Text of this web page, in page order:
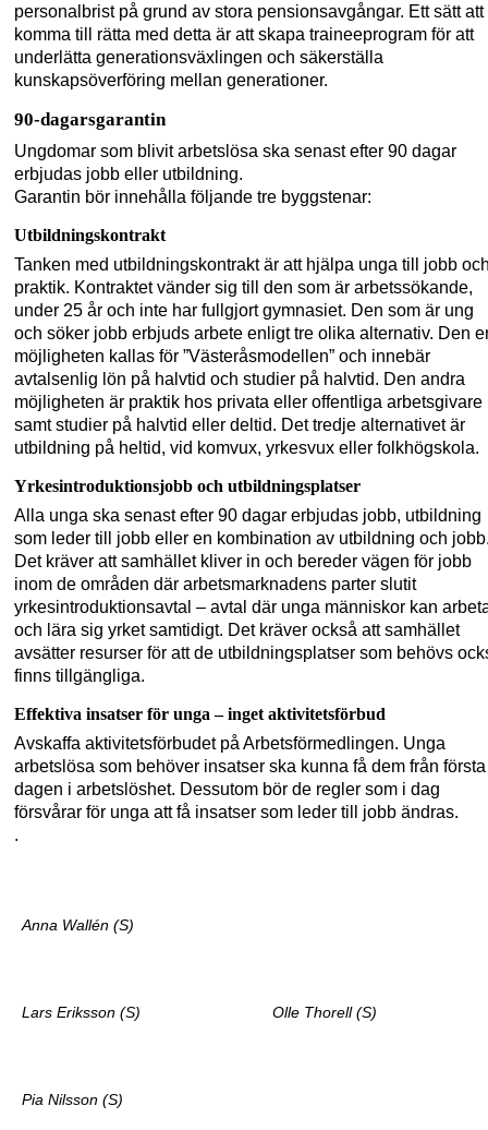
personalbrist på grund av stora pensionsavgångar. Ett sätt att
komma till rätta med detta är att skapa traineeprogram för att
underlätta generationsväxlingen och säkerställa
kunskapsöverföring mellan generationer.
90-dagarsgarantin
Ungdomar som blivit arbetslösa ska senast efter 90 dagar
erbjudas jobb eller utbildning.
Garantin bör innehålla följande tre byggstenar:
Utbildningskontrakt
Tanken med utbildningskontrakt är att hjälpa unga till jobb
praktik. Kontraktet vänder sig till den som är arbetssökande,
under 25 år och inte har fullgjort gymnasiet. Den som är ung
och söker jobb erbjuds arbete enligt tre olika alternativ. Den
möjligheten kallas för ”Västeråsmodellen” och innebär
avtalsenlig lön på halvtid och studier på halvtid. Den andra
möjligheten är praktik hos privata eller offentliga arbetsgivare
samt studier på halvtid eller deltid. Det tredje alternativet är
utbildning på heltid, vid komvux, yrkesvux eller folkhögskola.
Yrkesintroduktionsjobb och utbildningsplatser
Alla unga ska senast efter 90 dagar erbjudas jobb, utbildning
som leder till jobb eller en kombination av utbildning och
Det kräver att samhället kliver in och bereder vägen för jobb
inom de områden där arbetsmarknadens parter slutit
yrkesintroduktionsavtal – avtal där unga människor kan
och lära sig yrket samtidigt. Det kräver också att samhället
avsätter resurser för att de utbildningsplatser som behövs
finns tillgängliga.
Effektiva insatser för unga – inget aktivitetsförbud
Avskaffa aktivitetsförbudet på Arbetsförmedlingen. Unga
arbetslösa som behöver insatser ska kunna få dem från första
dagen i arbetslöshet. Dessutom bör de regler som i dag
försvårar för unga att få insatser som leder till jobb ändras.
.
Anna Wallén (S)
Lars Eriksson (S) Olle Thorell (S)
Pia Nilsson (S)